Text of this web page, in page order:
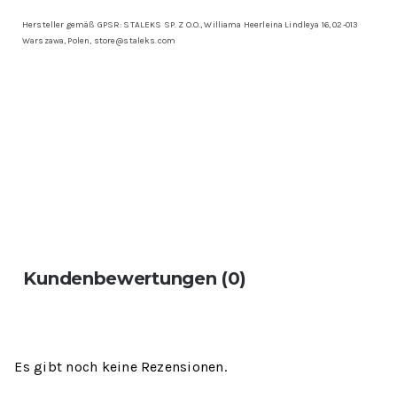
Hersteller gemäß GPSR: STALEKS SP. Z O.O., Williama Heerleina Lindleya 16, 02-013
Warszawa, Polen, store@staleks.com
Kundenbewertungen (0)
Es gibt noch keine Rezensionen.